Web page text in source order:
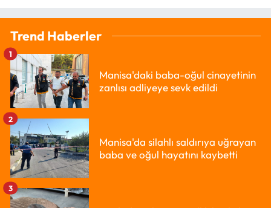
Trend Haberler
Manisa'daki baba-oğul cinayetinin
zanlısı adliyeye sevk edildi
1
Manisa'da silahlı saldırıya uğrayan
baba ve oğul hayatını kaybetti
2
3